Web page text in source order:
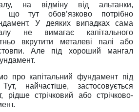
на відміну від альтанки,
що тут обов’язково потрібно
У деяких випадках сама
не вимагає капітального
вкрутити металеві палі або
Але під хороший мангал
про капітальний фундамент під
найчастіше, застосовується
рідше стрічковий або стрічково-